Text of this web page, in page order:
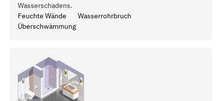
Wasserschadens.
Feuchte Wände
Wasserrohrbruch
Überschwämmung